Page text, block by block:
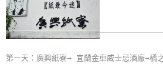
客
服
紅
第一天：廣興紙寮→ 宜蘭金車威士忌酒廠→橘